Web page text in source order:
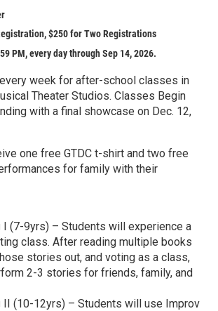
$250 for Two Registrations
PM, every day through Sep 14, 2026.
week for after-school classes in
Theater Studios. Classes Begin
with a final showcase on Dec. 12,
one free GTDC t-shirt and two free
for family with their
(7-9yrs) – Students will experience a
class. After reading multiple books
stories out, and voting as a class,
2-3 stories for friends, family, and
II (10-12yrs) – Students will use Improv